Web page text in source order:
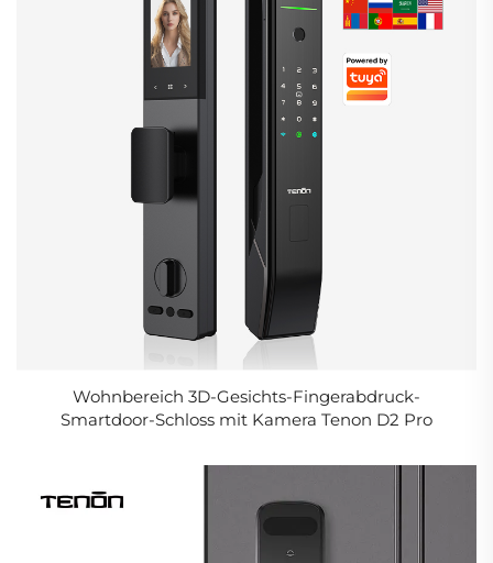
Wohnbereich 3D-Gesichts-Fingerabdruck-
Smartdoor-Schloss mit Kamera Tenon D2 Pro